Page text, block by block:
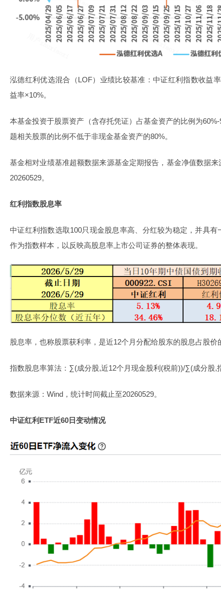
泓德红利优选混合（LOF）业绩比较基准：中证红利指数收益
益率×10%。
本基金投资于股票资产（含存托凭证）占基金资产的比例为
题相关股票的比例不低于非现金基金资产的80%。
基金相对业绩基准超额数据来源基金定期报告，基金净值数据
20260529。
红利指数股息率
中证红利指数选取100只现金股息率高、分红较为稳定，并具
作为指数样本，以反映高股息率上市公司证券的整体表现。
股息率，也称股票获利率，是近12个月分配给股东的股息占股价
指数股息率算法：∑(成分股,近12个月现金股利(税前))/∑(成分股,
数据来源：Wind，统计时间截止至20260529。
中证红利ETF近60日变动情况